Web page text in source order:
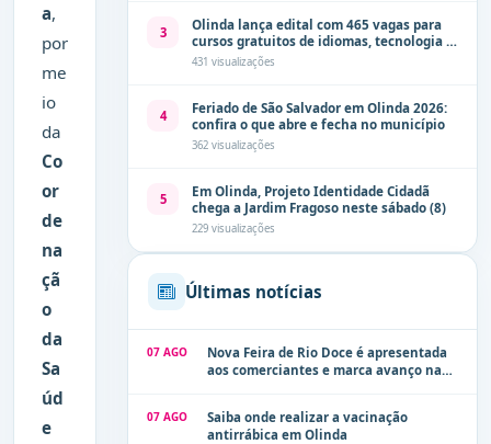
a,
por
me
io
da
Co
or
de
na
çã
o
da
Sa
úd
e
3
Olinda lança edital com 465 vagas para
cursos gratuitos de idiomas, tecnologia e
comunicação
431 visualizações
4
Feriado de São Salvador em Olinda 2026:
confira o que abre e fecha no município
362 visualizações
5
Em Olinda, Projeto Identidade Cidadã
chega a Jardim Fragoso neste sábado (8)
229 visualizações
Últimas notícias
07 AGO
Nova Feira de Rio Doce é apresentada
aos comerciantes e marca avanço na
07 AGO
Saiba onde realizar a vacinação
antirrábica em Olinda